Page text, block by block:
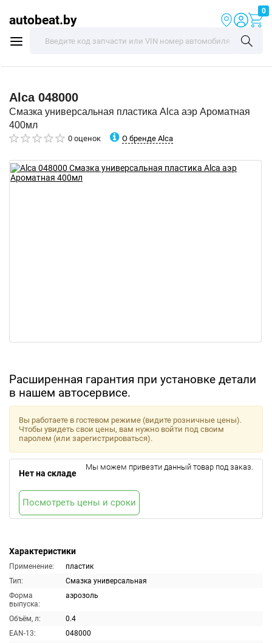
autobeat.by
0
Alca 048000
Смазка универсальная пластика Alca аэр Ароматная
400мл
0 оценок О бренде Alca
Расширенная гарантия при установке детали
в нашем автосервисе.
Характеристики
Применение:
пластик
Тип:
Смазка универсальная
Форма
выпуска:
аэрозоль
Объём, л:
0.4
EAN-13:
048000
Вы работаете в гостевом режиме (видите розничные цены).
Чтобы увидеть свои цены, вам нужно войти под своим
паролем (или зарегистрироваться).
Нет на складе
Мы можем привезти данный товар под заказ.
Посмотреть цены и сроки